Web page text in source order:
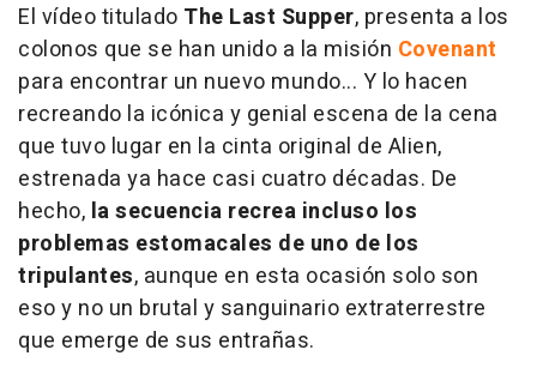
El vídeo titulado The Last Supper, presenta a los
colonos que se han unido a la misión Covenant
para encontrar un nuevo mundo... Y lo hacen
recreando la icónica y genial escena de la cena
que tuvo lugar en la cinta original de Alien,
estrenada ya hace casi cuatro décadas. De
hecho, la secuencia recrea incluso los
problemas estomacales de uno de los
tripulantes, aunque en esta ocasión solo son
eso y no un brutal y sanguinario extraterrestre
que emerge de sus entrañas.